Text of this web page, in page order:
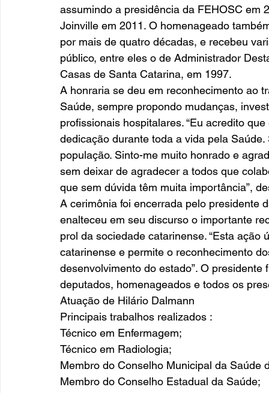
assumindo a presidência da FEHOSC
Joinville em 2011. O homenageado
por mais de quatro décadas, e recebeu
público, entre eles o de Administrador
Casas de Santa Catarina, em 1997.
A honraria se deu em reconhecimento ao
Saúde, sempre propondo mudanças,
profissionais hospitalares. “Eu acredito
dedicação durante toda a vida pela
população. Sinto-me muito honrado e
sem deixar de agradecer a todos que
que sem dúvida têm muita importância”,
A cerimônia foi encerrada pelo presidente
enalteceu em seu discurso o importante
prol da sociedade catarinense. “Esta
catarinense e permite o reconhecimento
desenvolvimento do estado”. O
deputados, homenageados e todos os
Atuação de Hilário Dalmann
Principais trabalhos realizados :
Técnico em Enfermagem;
Técnico em Radiologia;
Membro do Conselho Municipal da Saúde
Membro do Conselho Estadual da Saúde;